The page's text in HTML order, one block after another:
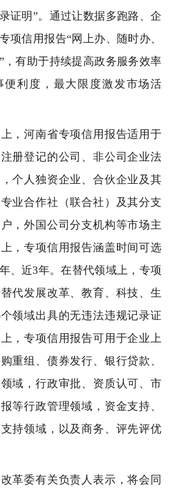
证明”。通过让数据多跑路、企
项信用报告“网上办、随时办、
，有助于持续提高政务服务效率
便利度，最大限度激发市场活
河南省专项信用报告适用于
册登记的公司、非公司企业法
个人独资企业、合伙企业及其
业合作社（联合社）及其分支
，外国公司分支机构等市场主
，专项信用报告涵盖时间可选
、近3年。在替代领域上，专项
代发展改革、教育、科技、生
领域出具的无违法违规记录证
，专项信用报告可用于企业上
重组、债券发行、银行贷款、
域，行政审批、资质认可、市
等行政管理领域，资金支持、
持领域，以及商务、评先评优
委有关负责人表示，将会同